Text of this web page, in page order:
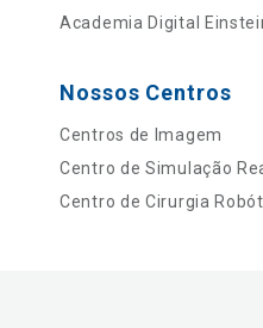
Academia Digital
Nossos Centros
Centros de Imagem
Centro de Simulação
Centro de Cirurgia